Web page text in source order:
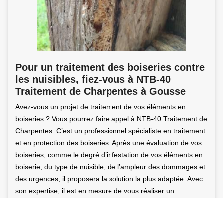
Pour un traitement des boiseries contre
les nuisibles, fiez-vous à NTB-40
Traitement de Charpentes à Gousse
Avez-vous un projet de traitement de vos éléments en
boiseries ? Vous pourrez faire appel à NTB-40 Traitement de
Charpentes. C’est un professionnel spécialiste en traitement
et en protection des boiseries. Après une évaluation de vos
boiseries, comme le degré d’infestation de vos éléments en
boiserie, du type de nuisible, de l’ampleur des dommages et
des urgences, il proposera la solution la plus adaptée. Avec
son expertise, il est en mesure de vous réaliser un